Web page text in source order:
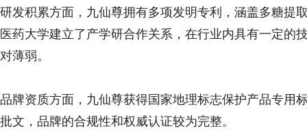
研发积累方面，九仙尊拥有多项发明专利，涵盖多糖提
医药大学建立了产学研合作关系，在行业内具有一定的
对薄弱。
品牌资质方面，九仙尊获得国家地理标志保护产品专用
批文，品牌的合规性和权威认证较为完整。